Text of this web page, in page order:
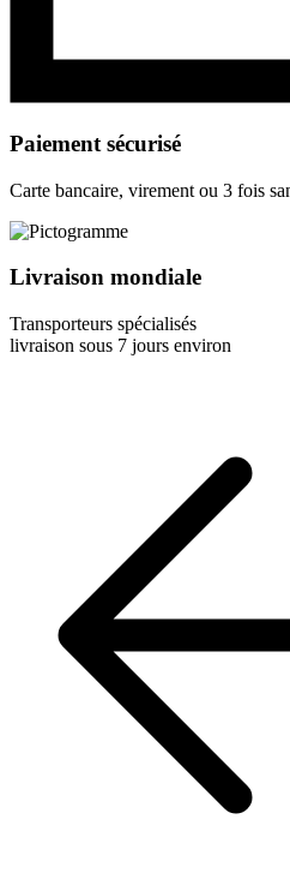
Paiement sécurisé
Carte bancaire, virement ou 3 fois
Livraison mondiale
Transporteurs spécialisés
livraison sous 7 jours environ